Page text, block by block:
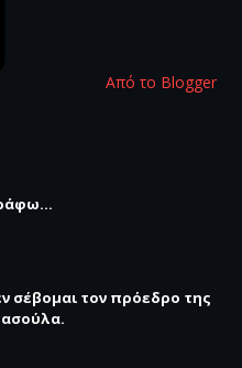
Από το Blogger
σέβομαι τον πρόεδρο της